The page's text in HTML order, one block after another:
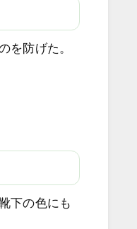
を防げた。
下の色にも